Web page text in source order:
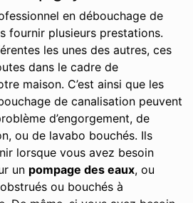
en débouchage de
fournir plusieurs prestations.
les unes des autres, ces
dans le cadre de
maison. C’est ainsi que les
de canalisation peuvent
d’engorgement, de
ou de lavabo bouchés. Ils
lorsque vous avez besoin
un pompage des eaux, ou
ou bouchés à